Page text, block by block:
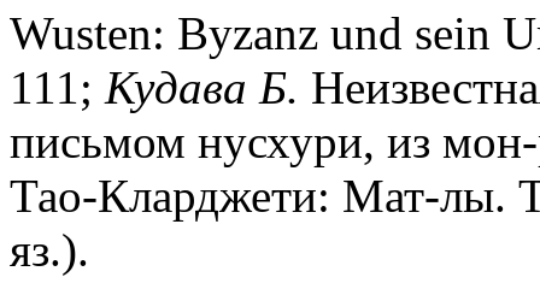
Wusten: Byzanz und sein
111; Кудава Б.
письмом нусхури, из
Тао-Кларджети: Мат-лы.
яз.).